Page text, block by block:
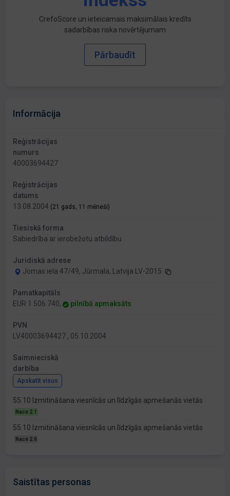
CrefoScore un ieteicamais maksimālais kredīts
sadarbības riska novērtējumam
Pārbaudīt
Informācija
Reģistrācijas
numurs
40003694427
Reģistrācijas
datums
13.08.2004 (21 gads, 11 mēneši)
Tiesiskā forma
Sabiedrība ar ierobežotu atbildību
Juridiskā adrese
Jomas iela 47/49, Jūrmala, Latvija LV-2015
Pamatkapitāls
EUR 1 506 740,
pilnībā apmaksāts
PVN
LV40003694427 , 05.10.2004
Saimnieciskā
darbība
Apskatīt visus
55.10 Izmitināšana viesnīcās un līdzīgās apmešanās vietās
Nace 2.1
55.10 Izmitināšana viesnīcās un līdzīgās apmešanās vietās
Nace 2.0
Saistītas personas